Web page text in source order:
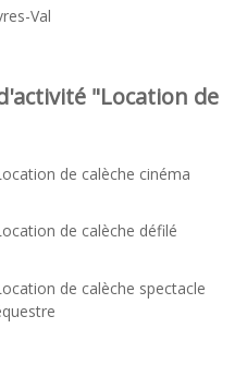
Val
"Location de
de calèche cinéma
de calèche défilé
de calèche spectacle